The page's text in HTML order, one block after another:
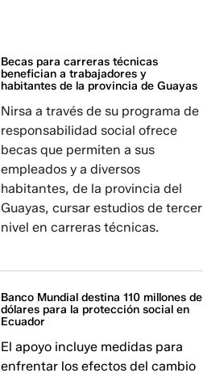
Becas para carreras técnicas
benefician a trabajadores y
habitantes de la provincia de Guayas
Nirsa a través de su programa de
responsabilidad social ofrece
becas que permiten a sus
empleados y a diversos
habitantes, de la provincia del
Guayas, cursar estudios de tercer
nivel en carreras técnicas.
Banco Mundial destina 110 millones de
dólares para la protección social en
Ecuador
El apoyo incluye medidas para
enfrentar los efectos del cambio